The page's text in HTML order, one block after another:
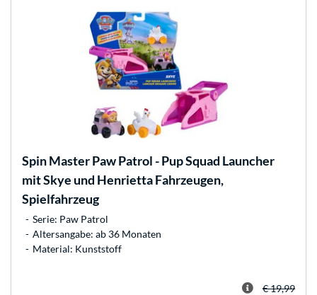
Spin MasterPaw Patrol - Pup Squad Launcher
mit Skye und Henrietta Fahrzeugen,
Spielfahrzeug
Serie: Paw Patrol
Altersangabe: ab 36 Monaten
Material: Kunststoff
€ 19,99